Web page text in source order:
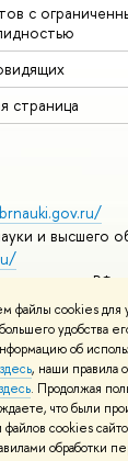
файлы cookies для
удобства
об
здесь, наши правила
здесь. Продолжая
что были
файлов cookies
обработки
с
страница
и высшего
РФ
mooc
онлайн-
Адреса и
Политика